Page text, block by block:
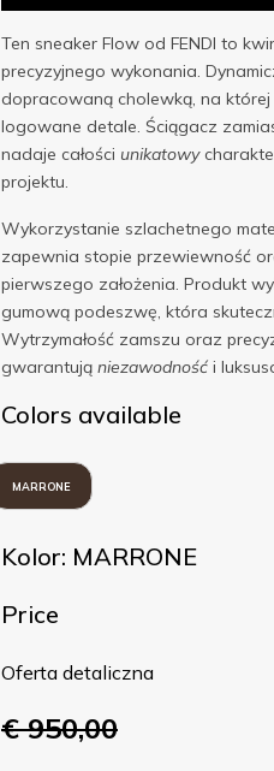
Ten sneaker Flow od FENDI to
precyzyjnego wykonania.
dopracowaną cholewką, na
logowane detale. Ściągacz
nadaje całości unikatowy
projektu.
Wykorzystanie szlachetnego
zapewnia stopie przewiewność
pierwszego założenia. Produkt
gumową podeszwę, która
Wytrzymałość zamszu oraz
gwarantują niezawodność i
Colors available
MARRONE
Kolor: MARRONE
Price
Oferta detaliczna
€ 950,00